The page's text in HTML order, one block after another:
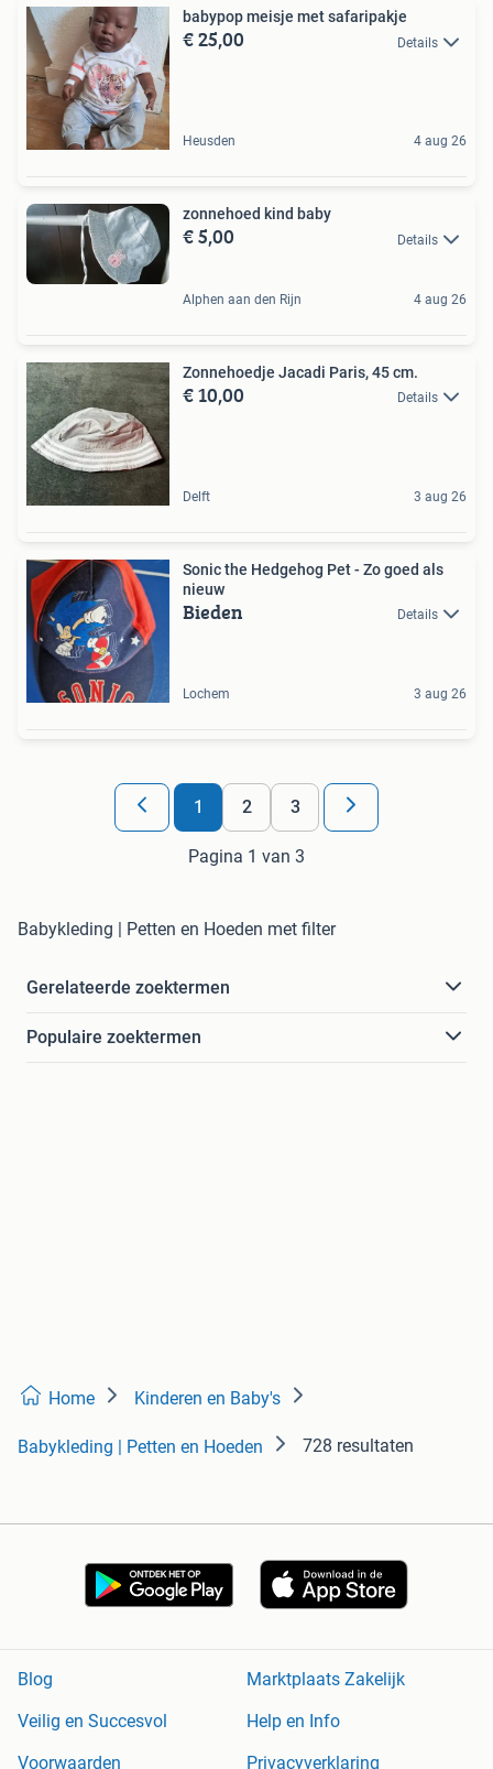
babypop meisje met safaripakje
€ 25,00 Details
Heusden 4 aug 26
zonnehoed kind baby
€ 5,00 Details
Alphen aan den Rijn 4 aug 26
Zonnehoedje Jacadi Paris, 45 cm.
€ 10,00 Details
Delft 3 aug 26
Sonic the Hedgehog Pet - Zo goed als
nieuw
Bieden Details
Lochem 3 aug 26
1 2 3
Pagina 1 van 3
Babykleding | Petten en Hoeden met filter
Gerelateerde zoektermen
Populaire zoektermen
Home Kinderen en Baby's
Babykleding | Petten en Hoeden 728 resultaten
Blog
Marktplaats Zakelijk
Veilig en Succesvol
Help en Info
Voorwaarden
Privacyverklaring